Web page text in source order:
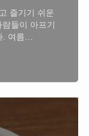
즐기기 쉬운
들이 아프기
. 여름…